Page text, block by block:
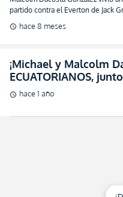
partido contra el Everton de Jack
schedule hace 8 meses
¡Michael y Malcolm
ECUATORIANOS,
Inglaterra!
schedule hace 1 año